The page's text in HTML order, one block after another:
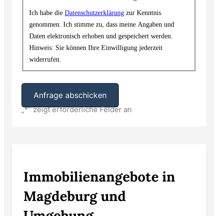
„*“ zeigt erforderliche Felder an
Ich habe die Datenschutzerklärung zur Kenntnis
genommen. Ich stimme zu, dass meine Angaben und
Daten elektronisch erhoben und gespeichert werden.
Hinweis: Sie können Ihre Einwilligung jederzeit
widerrufen.
Alternative:
Immobilienangebote in
Magdeburg und